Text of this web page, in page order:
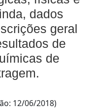
dados
geral
de
de
12/06/2018)